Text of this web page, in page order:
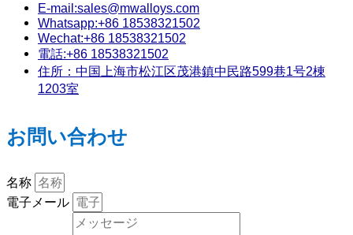
E-mail:sales@mwalloys.com
Whatsapp:+86 18538321502
Wechat:+86 18538321502
電話:+86 18538321502
住所：中国上海市松江区茂港鎮中民路599巷1号2棟
1203室
お問い合わせ
名称
電子メール